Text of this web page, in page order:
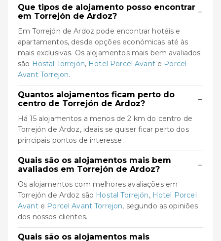
Que tipos de alojamento posso encontrar
em Torrejón de Ardoz?
−
Em Torrejón de Ardoz pode encontrar hotéis e
apartamentos, desde opções económicas até às
mais exclusivas. Os alojamentos mais bem avaliados
são Hostal Torrejón, Hotel Porcel Avante Porcel
Avant Torrejon.
Quantos alojamentos ficam perto do
centro de Torrejón de Ardoz?
−
Há 15 alojamentos a menos de 2 km do centro de
Torrejón de Ardoz, ideais se quiser ficar perto dos
principais pontos de interesse.
Quais são os alojamentos mais bem
avaliados em Torrejón de Ardoz?
−
Os alojamentos com melhores avaliações em
Torrejón de Ardoz são Hostal Torrejón, Hotel Porcel
Avante Porcel Avant Torrejon, segundo as opiniões
dos nossos clientes.
Quais são os alojamentos mais